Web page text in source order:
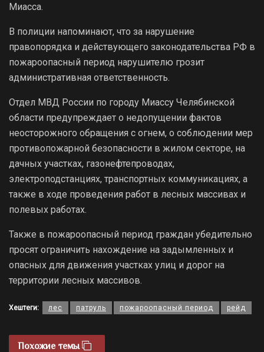
Миасса.
В полиции напоминают, что за нарушение
правопорядка и действующего законодательства РФ в
пожароопасный период нарушителю грозит
административная ответственность.
Отдел МВД России по городу Миассу Челябинской
области предупреждает о недопущении фактов
неосторожного обращения с огнем, о соблюдении мер
противопожарной безопасности в жилом секторе, на
дачных участках, газонефтепроводах,
электроподстанциях, транспортных коммуникациях, а
также в ходе проведения работ в лесных массивах и
полевых работах.
Также в пожароопасный период граждан убедительно
просят ограничить нахождение на задымленных и
опасных для движения участках улиц и дорог на
территории лесных массивов.
Хештеги: лес патруль пожароопасный период рейд
Похожие темы